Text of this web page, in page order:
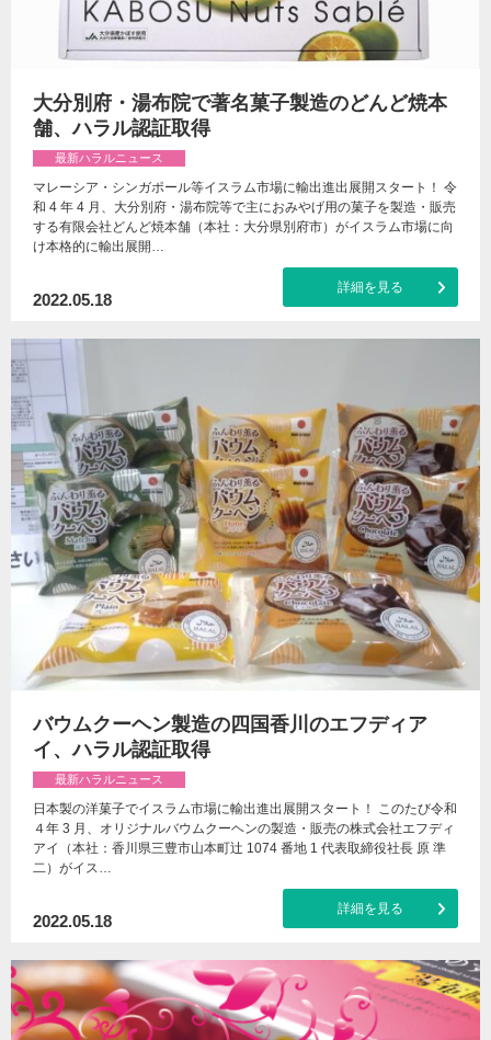
大分別府・湯布院で著名菓子製造のどんど焼本
舗、ハラル認証取得
最新ハラルニュース
マレーシア・シンガポール等イスラム市場に輸出進出展開スタート！ 令
和 4 年 4 月、大分別府・湯布院等で主におみやげ用の菓子を製造・販売
する有限会社どんど焼本舗（本社：大分県別府市）がイスラム市場に向
け本格的に輸出展開…
2022.05.18
詳細を見る
バウムクーヘン製造の四国香川のエフディア
イ、ハラル認証取得
最新ハラルニュース
日本製の洋菓子でイスラム市場に輸出進出展開スタート！ このたび令和
４年 3 月、オリジナルバウムクーヘンの製造・販売の株式会社エフディ
アイ（本社：香川県三豊市山本町辻 1074 番地 1 代表取締役社長 原 準
二）がイス…
2022.05.18
詳細を見る